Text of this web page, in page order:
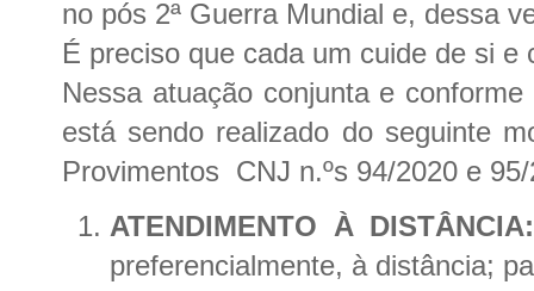
no pós 2ª Guerra Mundial e, dessa
É preciso que cada um cuide de si
Nessa atuação conjunta e
está sendo realizado do seguinte
Provimentos CNJ n.ºs 94/2020 e
ATENDIMENTO À
preferencialmente, à distância;